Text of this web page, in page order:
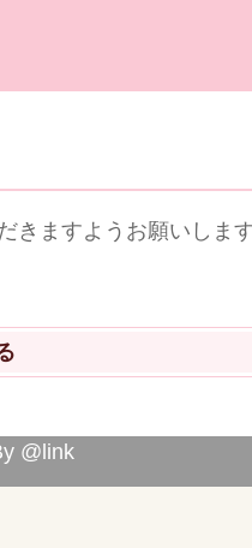
きますようお願いしま
@link